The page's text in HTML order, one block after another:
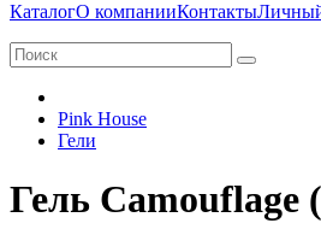
КаталогО компанииКонтакты
Pink House
Гели
Гель Camouflage